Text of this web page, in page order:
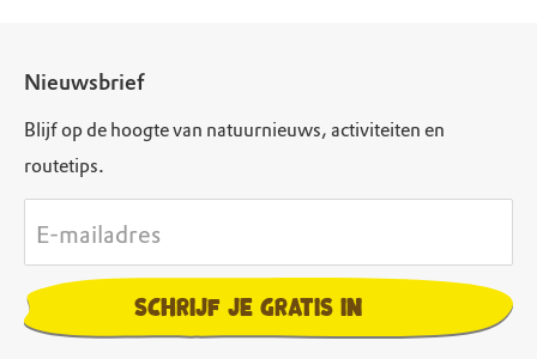
Nieuwsbrief
Blijf op de hoogte van natuurnieuws, activiteiten en
routetips.
E-mailadres
Schrijf je gratis in